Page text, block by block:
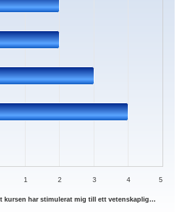
kursen har stimulerat mig till ett vetenskaplig…
1 2 3 4 5